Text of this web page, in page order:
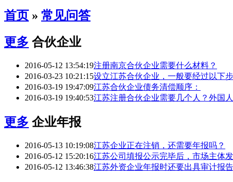
首页 » 常见问答
更多 合伙企业
2016-05-12 13:54:19注册南京合伙企业需要什么材料？
2016-03-23 10:21:15设立江苏合伙企业，一般要经过以下步
2016-03-19 19:47:09江苏合伙企业债务清偿顺序：
2016-03-19 19:40:53江苏注册合伙企业需要几个人？外国
更多 企业年报
2016-05-13 10:19:08江苏企业正在注销，还需要年报吗？
2016-05-12 15:20:16江苏公司填报公示完毕后，市场主体
2016-05-12 13:46:38江苏外资企业年报时还要出具审计报